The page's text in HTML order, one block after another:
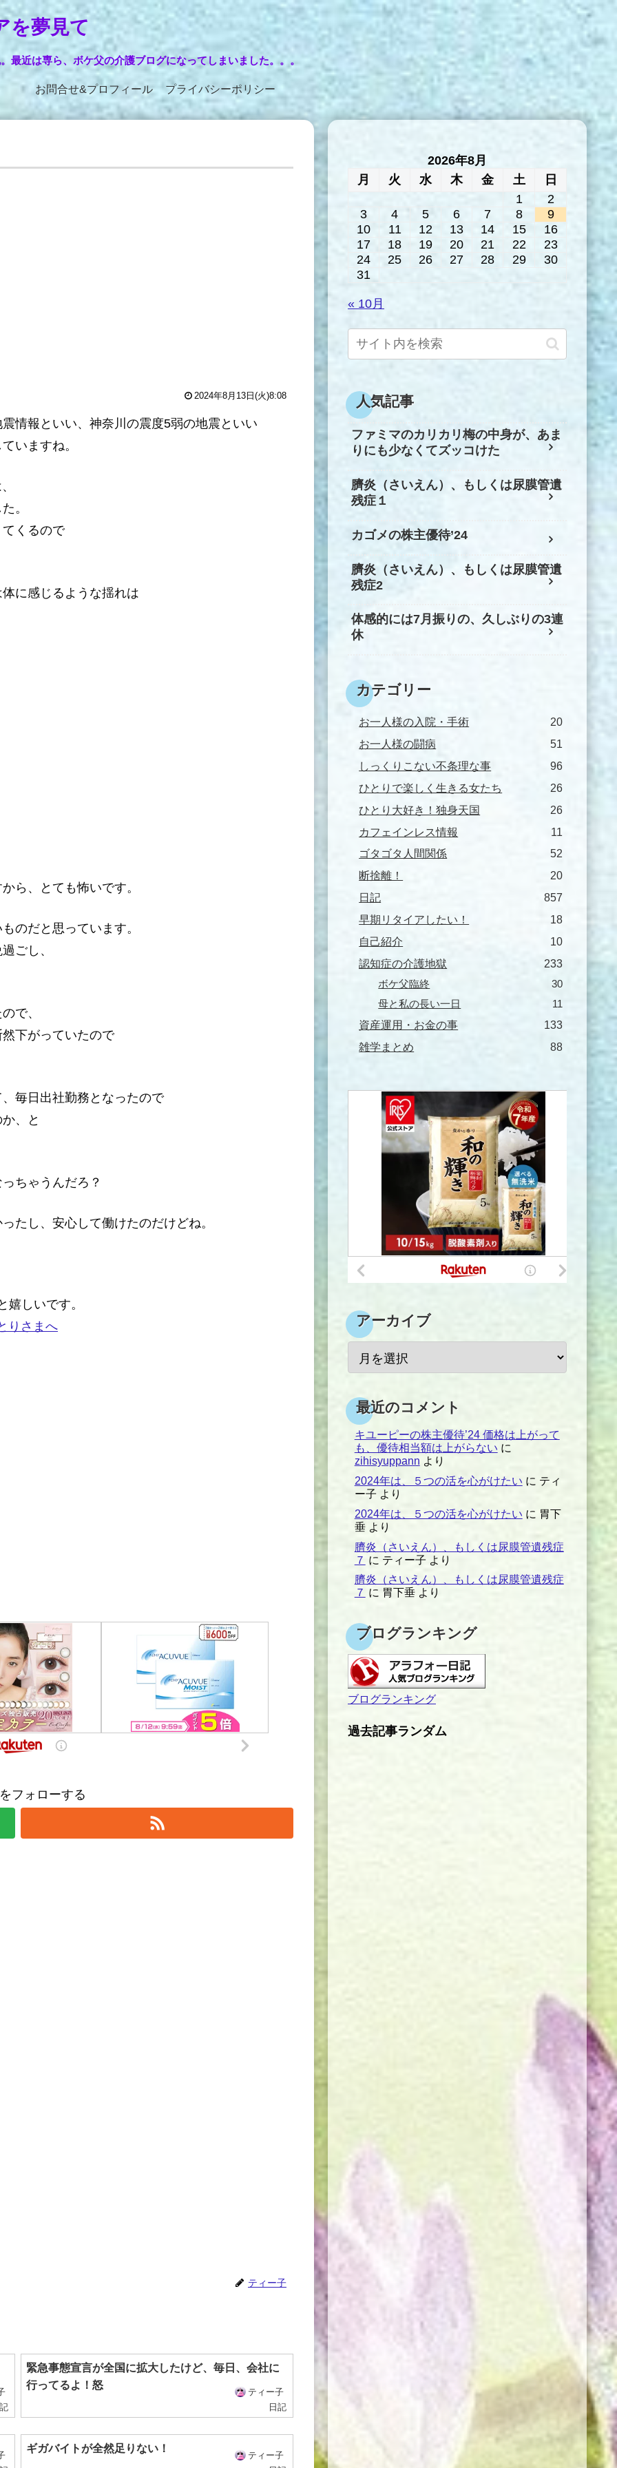
を夢見て
近は専ら、ボケ父の介護ブログになってしまいました。。。
お問合せ&プロフィールプライバシーポリシー
2024年8月13日(火)8:08
情報といい、神奈川の震度5弱の地震といい
いますね。
。
くるので
に感じるような揺れは
ら、とても怖いです。
のだと思っています。
ごし、
で、
下がっていたので
毎日出社勤務となったので
、と
ちゃうんだろ？
たし、安心して働けたのだけどね。
しいです。
フォローする
ティー子
緊急事態宣言が全国に拡大したけど、毎日、会社に
行ってるよ！怒
ティー子
日記
ギガバイトが全然足りない！
ティー子
2026年8月
月
火 水 木 金 土
日
1
2
3
4 5 6 7 8
9
10
11 12 13 14 15
16
17
18 19 20 21 22
23
24
25 26 27 28 29
30
31
« 10月
人気記事
ファミマのカリカリ梅の中身が、あま
りにも少なくてズッコけた
臍炎（さいえん）、もしくは尿膜管遺
残症１
カゴメの株主優待’24
臍炎（さいえん）、もしくは尿膜管遺
残症2
体感的には7月振りの、久しぶりの3連
休
カテゴリー
お一人様の入院・手術
20
お一人様の闘病
51
しっくりこない不条理な事
96
ひとりで楽しく生きる女たち
26
ひとり大好き！独身天国
26
カフェインレス情報
11
ゴタゴタ人間関係
52
断捨離！
20
日記
857
早期リタイアしたい！
18
自己紹介
10
認知症の介護地獄
233
ボケ父臨終
30
母と私の長い一日
11
資産運用・お金の事
133
雑学まとめ
88
アーカイブ
最近のコメント
キユーピーの株主優待’24 価格は上がって
も、優待相当額は上がらない に
zihisyuppann より
2024年は、５つの活を心がけたい に ティ
ー子 より
2024年は、５つの活を心がけたい に 胃下
垂より
臍炎（さいえん）、もしくは尿膜管遺残症
７ に ティー子 より
臍炎（さいえん）、もしくは尿膜管遺残症
７ に 胃下垂より
ブログランキング
ブログランキング
過去記事ランダム